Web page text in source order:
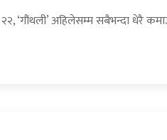
‘गौंथली’ अहिलेसम्म सबैभन्दा धेरै